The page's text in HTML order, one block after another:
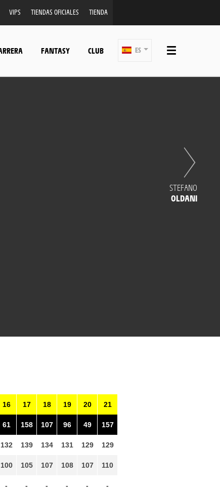
VIPS TIENDAS OFICIALES TIENDA
FANTASY CLUB ES
STEFANO
OLDANI
16
61
132
100
-
17
158
139
105
-
18
107
134
107
-
19
96
131
108
-
20
49
129
107
-
21
157
129
110
-